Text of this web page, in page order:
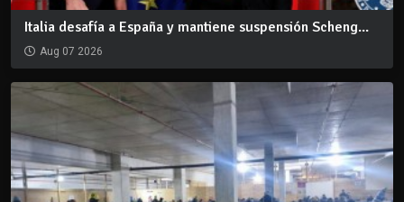
Italia desafía a España y mantiene suspensión Scheng...
Aug 07 2026